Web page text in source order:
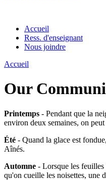
Accueil
Ress. d'enseignant
Nous joindre
Accueil
Our
Printemps - Pendant que la
environ deux semaines, on
Été - Quand la glace est
Aînés.
Automne - Lorsque les feuilles
qu'on cueille les noisettes, une